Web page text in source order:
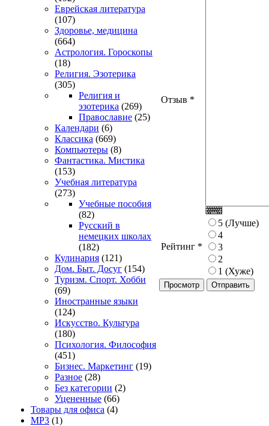
Еврейская литература
(107)
Здоровье, медицина
(664)
Астрология. Гороскопы
(18)
Религия. Эзотерика
(305)
Религия и
эзотерика (269)
Православие (25)
Календари (6)
Классика (669)
Компьютеры (8)
Фантастика. Мистика
(153)
Учебная литература
(273)
Учебные пособия
(82)
Русский в
немецких школах
(182)
Кулинария (121)
Дом. Быт. Досуг (154)
Туризм. Спорт. Хобби
(69)
Иностранные языки
(124)
Искусство. Культура
(180)
Психология. Философия
(451)
Бизнес. Маркетинг (19)
Разное (28)
Без категории (2)
Уцененные (66)
Товары для офиса (4)
MP3 (1)
Отзыв *
Рейтинг *
5 (Лучше)
4
3
2
1 (Хуже)
Просмотр